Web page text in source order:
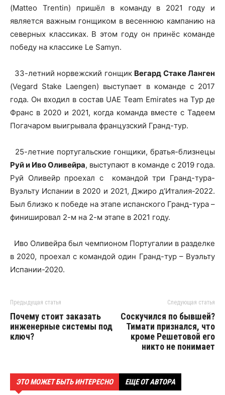
(Matteo Trentin) пришёл в команду в 2021 году и
является важным гонщиком в весеннюю кампанию на
северных классиках. В этом году он принёс команде
победу на классике Le Samyn.
33-летний норвежский гонщик Вегард Стаке Ланген
(Vegard Stake Laengen) выступает в команде с 2017
года. Он входил в состав UAE Team Emirates на Тур де
Франс в 2020 и 2021, когда команда вместе с Тадеем
Погачаром выигрывала французский Гранд-тур.
25-летние португальские гонщики, братья-близнецы
Руй и Иво Оливейра, выступают в команде с 2019 года.
Руй Оливейр проехал с командой три Гранд-тура-
Вуэльту Испании в 2020 и 2021, Джиро д’Италия-2022.
Был близко к победе на этапе испанского Гранд-тура –
финишировал 2-м на 2-м этапе в 2021 году.
Иво Оливейра был чемпионом Португалии в разделке
в 2020, проехал с командой один Гранд-тур – Вуэльту
Испании-2020.
Предыдущая статья
Почему стоит заказать
инженерные системы под
ключ?
Следующая статья
Соскучился по бывшей?
Тимати признался, что
кроме Решетовой его
никто не понимает
ЭТО МОЖЕТ БЫТЬ ИНТЕРЕСНО ЕЩЕ ОТ АВТОРА